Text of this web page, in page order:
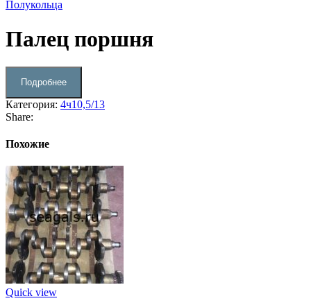
Полукольца
Палец поршня
Подробнее
Категория: 4ч10,5/13
Share:
Похожие
Quick view